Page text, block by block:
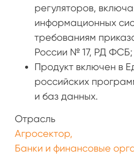
регуляторов,
информационных
требованиям
России № 17, РД ФСБ;
Продукт включен в
российских
и баз данных.
Отрасль
Агросектор
Банки и финансовые